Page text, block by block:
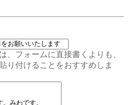
ォームに直接書くよりも、
り付けることをおすすめしま